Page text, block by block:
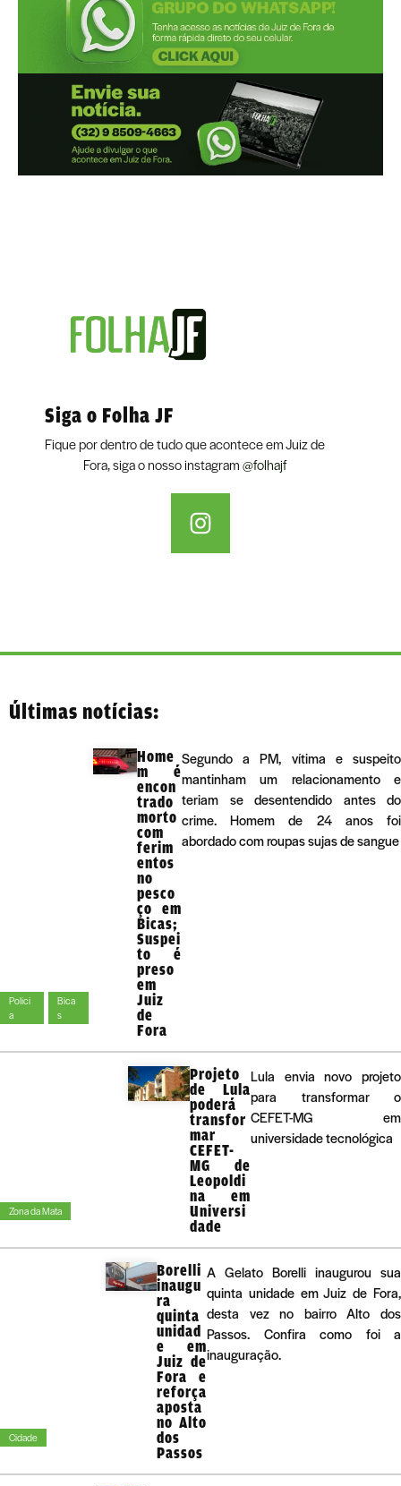
Siga o Folha JF
Fique por dentro de tudo que acontece em Juiz de
Fora, siga o nosso instagram@folhajf
Últimas notícias:
Políci
a
Bica
s
Home
m é
encon
trado
morto
com
ferim
entos
no
pesco
ço em
Bicas;
Suspei
to é
preso
em
Juiz
de
Fora
Segundo a PM, vítima e suspeito
mantinham um relacionamento e
teriam se desentendido antes do
crime. Homem de 24 anos foi
abordado com roupas sujas de sangue
Zona da Mata
Projeto
de Lula
poderá
transfor
mar
CEFET-
MG de
Leopoldi
na em
Universi
dade
Lula envia novo projeto
para transformar o
CEFET-MG em
universidade tecnológica
Cidade
Borelli
inaugu
ra
quinta
unidad
e em
Juiz de
Fora e
reforça
aposta
no Alto
dos
Passos
A Gelato Borelli inaugurou sua
quinta unidade em Juiz de Fora,
desta vez no bairro Alto dos
Passos. Confira como foi a
inauguração.